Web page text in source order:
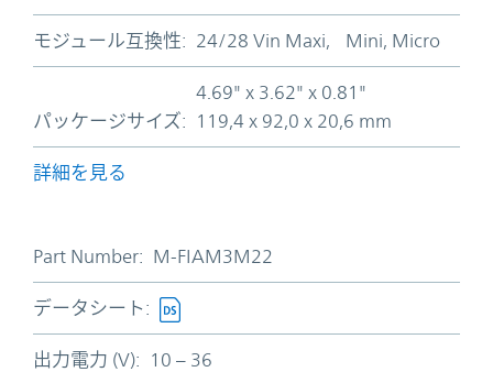
モジュール互換性: 24/28 Vin Maxi, Mini, Micro
パッケージサイズ:
4.69" x 3.62" x 0.81"
119,4 x 92,0 x 20,6 mm
詳細を見る
Part Number: M-FIAM3M22
データシート:
出力電力 (V): 10 – 36